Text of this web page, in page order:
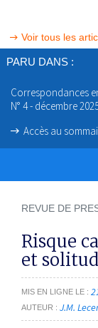
Voir tous les
PARU DANS :
Correspondances
N° 4 - décembre
Accès au
REVUE DE
Risque
et
MIS EN LIGNE LE
AUTEUR J.M.